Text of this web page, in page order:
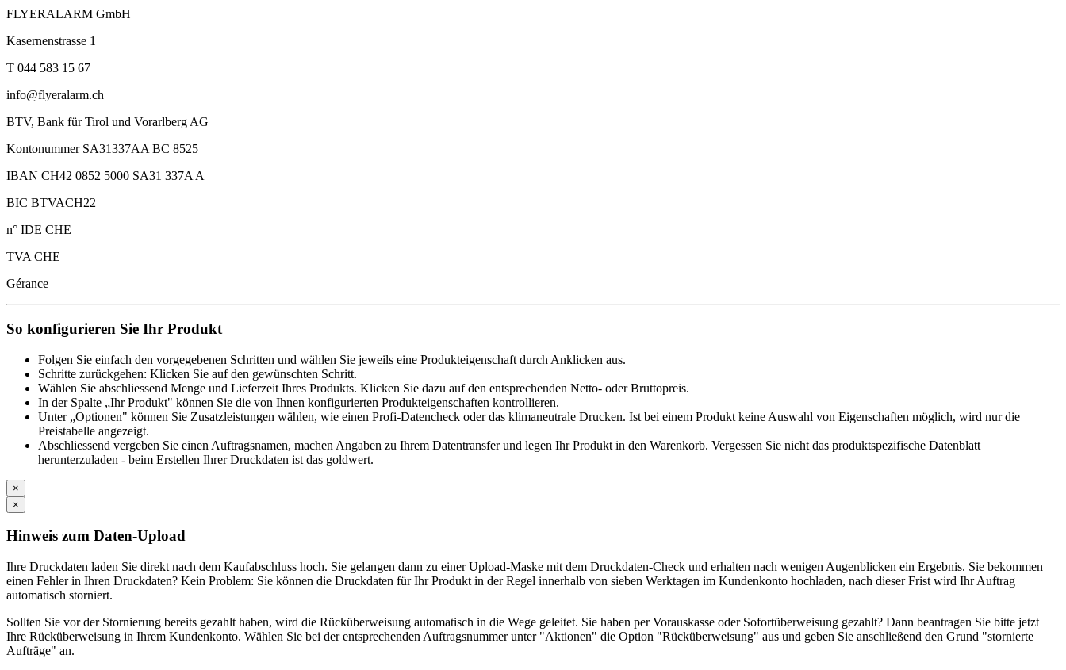
FLYERALARM GmbH
Kasernenstrasse 1
T 044 583 15 67
info@flyeralarm.ch
BTV, Bank für Tirol und Vorarlberg AG
Kontonummer SA31337AA BC 8525
IBAN CH42 0852 5000 SA31 337A A
BIC BTVACH22
n° IDE CHE
TVA CHE
Gérance
So konfigurieren Sie Ihr Produkt
Folgen Sie einfach den vorgegebenen Schritten und wählen Sie jeweils eine Produkteigenschaft durch Anklicken aus.
Schritte zurückgehen: Klicken Sie auf den gewünschten Schritt.
Wählen Sie abschliessend Menge und Lieferzeit Ihres Produkts. Klicken Sie dazu auf den entsprechenden Netto- oder Bruttopreis.
In der Spalte „Ihr Produkt" können Sie die von Ihnen konfigurierten Produkteigenschaften kontrollieren.
Unter „Optionen" können Sie Zusatzleistungen wählen, wie einen Profi-Datencheck oder das klimaneutrale Drucken. Ist bei einem Produkt keine Auswahl von Eigenschaften möglich, wird nur die
Preistabelle angezeigt.
Abschliessend vergeben Sie einen Auftragsnamen, machen Angaben zu Ihrem Datentransfer und legen Ihr Produkt in den Warenkorb. Vergessen Sie nicht das produktspezifische Datenblatt
herunterzuladen - beim Erstellen Ihrer Druckdaten ist das goldwert.
×
×
Hinweis zum Daten-Upload
Ihre Druckdaten laden Sie direkt nach dem Kaufabschluss hoch. Sie gelangen dann zu einer Upload-Maske mit dem Druckdaten-Check und erhalten nach wenigen Augenblicken ein Ergebnis. Sie bekommen
einen Fehler in Ihren Druckdaten? Kein Problem: Sie können die Druckdaten für Ihr Produkt in der Regel innerhalb von sieben Werktagen im Kundenkonto hochladen, nach dieser Frist wird Ihr Auftrag
automatisch storniert.
Sollten Sie vor der Stornierung bereits gezahlt haben, wird die Rücküberweisung automatisch in die Wege geleitet. Sie haben per Vorauskasse oder Sofortüberweisung gezahlt? Dann beantragen Sie bitte jetzt
Ihre Rücküberweisung in Ihrem Kundenkonto. Wählen Sie bei der entsprechenden Auftragsnummer unter "Aktionen" die Option "Rücküberweisung" aus und geben Sie anschließend den Grund "stornierte
Aufträge" an.